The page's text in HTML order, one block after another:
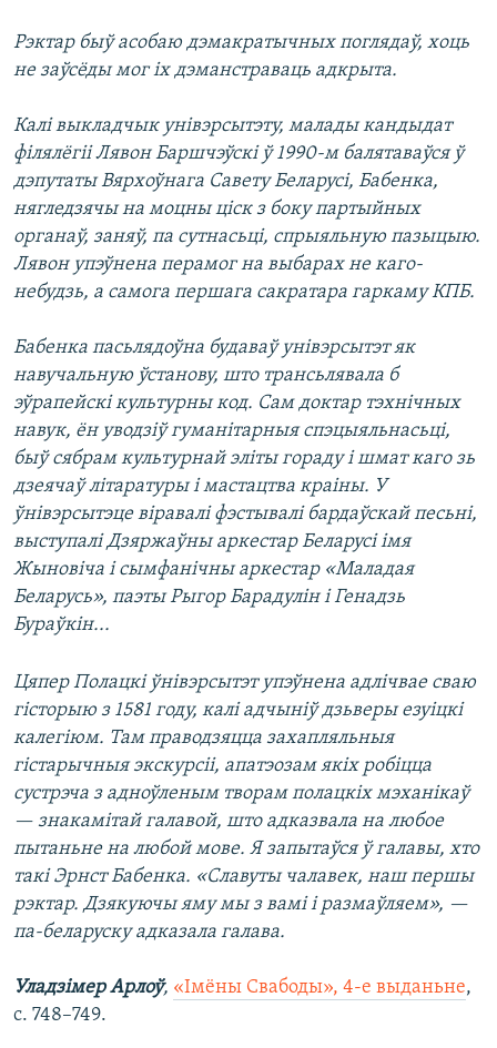
Рэктар быў асобаю дэмакратычных поглядаў, хоць
не заўсёды мог іх дэманстраваць адкрыта.
Калі выкладчык унівэрсытэту, малады кандыдат
філялёгіі Лявон Баршчэўскі ў 1990-м балятаваўся ў
дэпутаты Вярхоўнага Савету Беларусі, Бабенка,
нягледзячы на моцны ціск з боку партыйных
органаў, заняў, па сутнасьці, спрыяльную пазыцыю.
Лявон упэўнена перамог на выбарах не каго-
небудзь, а самога першага сакратара гаркаму КПБ.
Бабенка пасьлядоўна будаваў унівэрсытэт як
навучальную ўстанову, што трансьлявала б
эўрапейскі культурны код. Сам доктар тэхнічных
навук, ён уводзіў гуманітарныя спэцыяльнасьці,
быў сябрам культурнай эліты гораду і шмат каго зь
дзеячаў літаратуры і мастацтва краіны. У
ўнівэрсытэце віравалі фэстывалі бардаўскай песьні,
выступалі Дзяржаўны аркестар Беларусі імя
Жыновіча і сымфанічны аркестар «Маладая
Беларусь», паэты Рыгор Барадулін і Генадзь
Бураўкін...
Цяпер Полацкі ўнівэрсытэт упэўнена адлічвае сваю
гісторыю з 1581 году, калі адчыніў дзьверы езуіцкі
калегіюм. Там праводзяцца захапляльныя
гістарычныя экскурсіі, апатэозам якіх робіцца
сустрэча з адноўленым творам полацкіх мэханікаў
— знакамітай галавой, што адказвала на любое
пытаньне на любой мове. Я запытаўся ў галавы, хто
такі Эрнст Бабенка. «Славуты чалавек, наш першы
рэктар. Дзякуючы яму мы з вамі і размаўляем», —
па-беларуску адказала галава.
Уладзімер Арлоў, «Імёны Свабоды», 4-е выданьне,
с. 748–749.